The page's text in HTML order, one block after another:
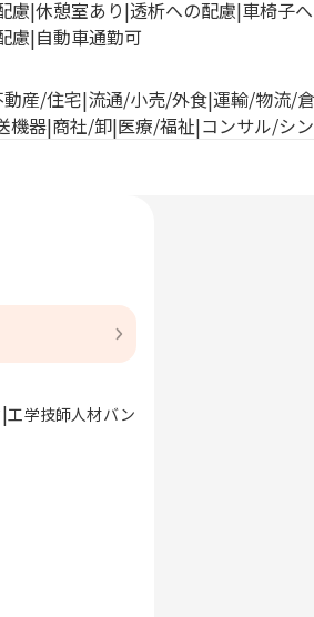
慮 休憩室あり 透析への配慮 車椅子
慮 自動車通勤可
産/住宅 流通/小売/外食 運輸/物流/
機器 商社/卸 医療/福祉 コンサル/シ
工学技師人材バン